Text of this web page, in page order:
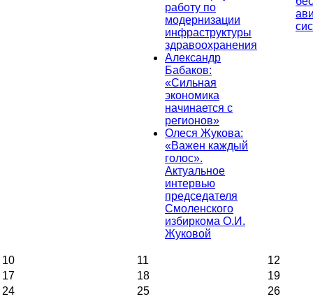
работу по
модернизации
инфраструктуры
здравоохранения
Александр
Бабаков:
«Сильная
экономика
начинается с
регионов»
Олеся Жукова:
«Важен каждый
голос».
Актуальное
интервью
председателя
Смоленского
избиркома О.И.
Жуковой
10 11
12
17
18
19
24
25
26